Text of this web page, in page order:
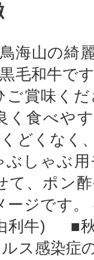
海山の綺
毛和牛で
ご賞味く
く食べや
どくなく
しゃぶ
て、ポン
ジです。
利牛) ■
ス感染症